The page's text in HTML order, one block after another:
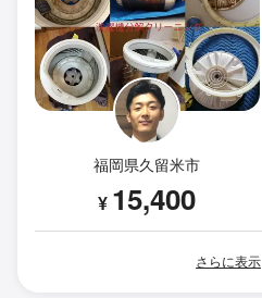
福岡県久留米市
¥ 15,400
さらに表示